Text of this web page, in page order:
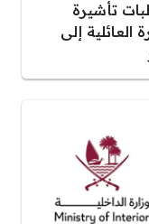
تأشيرة
العائلية إلى